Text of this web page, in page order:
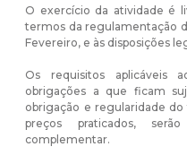
O exercício da atividade é
termos da regulamentação
Fevereiro, e às disposições
Os requisitos aplicáveis
obrigações a que ficam
obrigação e regularidade
preços praticados,
complementar.